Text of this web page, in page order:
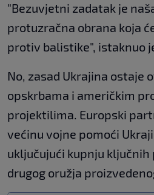
"Bezuvjetni zadatak je
protuzračna obrana koja
protiv balistike", istaknuo
No, zasad Ukrajina ostaje
opskrbama i američkim
projektilima. Europski
većinu vojne pomoći
uključujući kupnju
drugog oružja